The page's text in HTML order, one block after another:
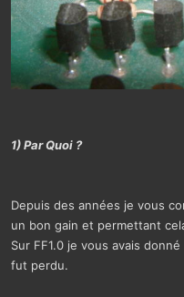
1) Par Quoi ?
Depuis des années je vous
un bon gain et permettant
Sur FF1.0 je vous avais
fut perdu.